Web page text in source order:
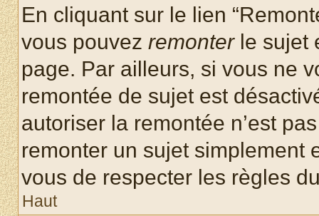
En cliquant sur le lien
vous pouvez remonterle sujet
page. Par ailleurs, si vous ne
remontée de sujet est
autoriser la remontée n’est
remonter un sujet simplement
vous de respecter les règles
Haut